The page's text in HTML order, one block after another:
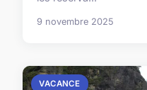
9 novembre 2025
VACANCE